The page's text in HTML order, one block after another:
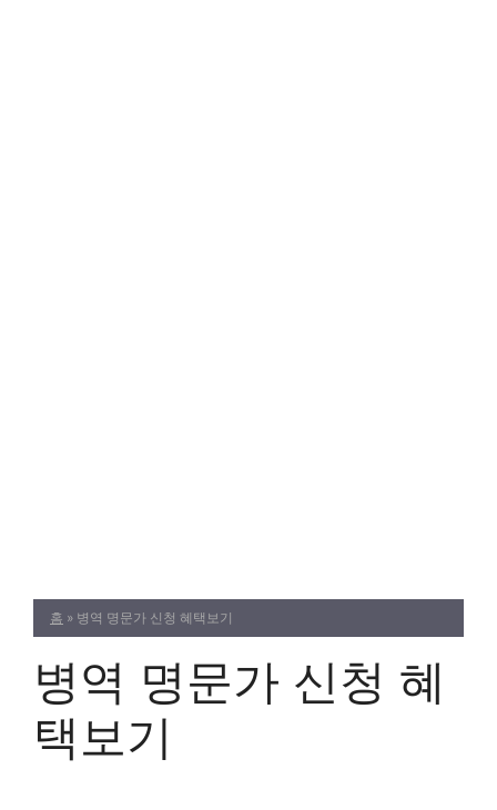
content
홈 » 병역 명문가 신청 혜택보기
병역 명문가 신청 혜
택보기